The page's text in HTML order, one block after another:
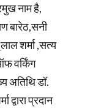
नाम है,
बारेठ,सनी
शर्मा ,सत्य
वर्किंग
अतिथि डॉ.
द्वारा प्रदान